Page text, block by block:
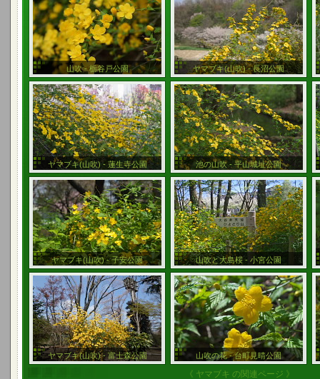
山吹 - 栃谷戸公園 ヤマブキ(山吹) - 長沼公園
ヤマブキ(山吹) - 蓮生寺公園 池の山吹 - 平山城址公園
ヤマブキ(山吹) - 子安公園 山吹と大島桜 - 小宮公園
ヤマブキ(山吹) - 富士森公園 山吹の花 - 台町見晴公園
《 ヤマブキ の関連ページ 》